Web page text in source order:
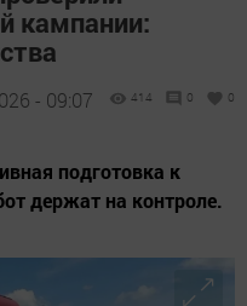
кампании:
- 09:07 414 0 0
подготовка к
держат на контроле.